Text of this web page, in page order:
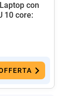
con
10 core: